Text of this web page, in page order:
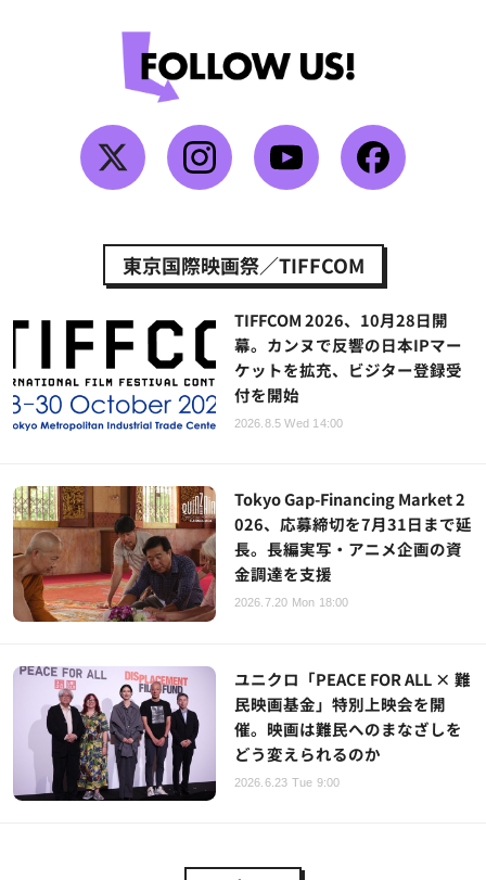
東京国際映画祭／TIFFCOM
TIFFCOM 2026、10月28日開
幕。カンヌで反響の日本IPマー
ケットを拡充、ビジター登録受
付を開始
2026.8.5 Wed 14:00
Tokyo Gap-Financing Market 2
026、応募締切を7月31日まで延
長。長編実写・アニメ企画の資
金調達を支援
2026.7.20 Mon 18:00
ユニクロ「PEACE FOR ALL × 難
民映画基金」特別上映会を開
催。映画は難民へのまなざしを
どう変えられるのか
2026.6.23 Tue 9:00